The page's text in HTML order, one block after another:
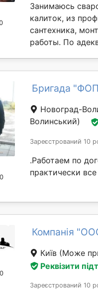
Занимаюсь
калиток, из
сантехника,
работы. По
Бригада
Новоград-
Волинський)
Зареєстрований 10
.Работаем по
практически
Компанія
Київ (Може
Реквізити
Зареєстрований 10